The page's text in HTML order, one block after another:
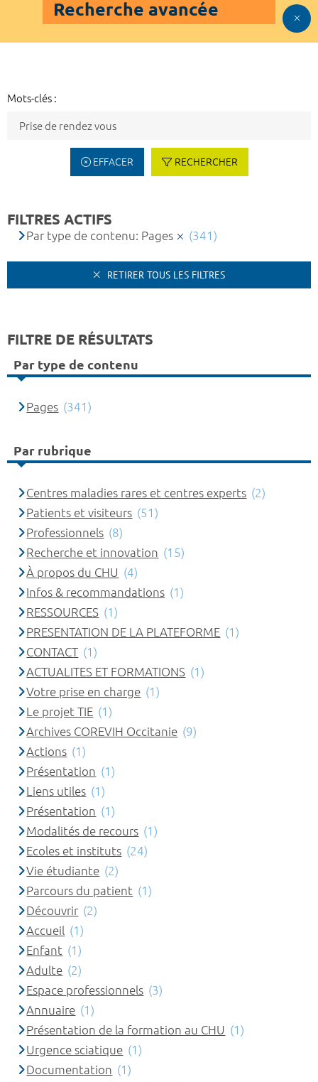
Recherche avancée
Mots-clés :
EFFACER RECHERCHER
FILTRES ACTIFS
Par type de contenu: Pages (341)
RETIRER TOUS LES FILTRES
FILTRE DE RÉSULTATS
Par type de contenu
Pages (341)
Par rubrique
Centres maladies rares et centres experts (2)
Patients et visiteurs (51)
Professionnels (8)
Recherche et innovation (15)
À propos du CHU (4)
Infos & recommandations (1)
RESSOURCES (1)
PRESENTATION DE LA PLATEFORME (1)
CONTACT (1)
ACTUALITES ET FORMATIONS (1)
Votre prise en charge (1)
Le projet TIE (1)
Archives COREVIH Occitanie (9)
Actions (1)
Présentation (1)
Liens utiles (1)
Présentation (1)
Modalités de recours (1)
Ecoles et instituts (24)
Vie étudiante (2)
Parcours du patient (1)
Découvrir (2)
Accueil (1)
Enfant (1)
Adulte (2)
Espace professionnels (3)
Annuaire (1)
Présentation de la formation au CHU (1)
Urgence sciatique (1)
Documentation (1)